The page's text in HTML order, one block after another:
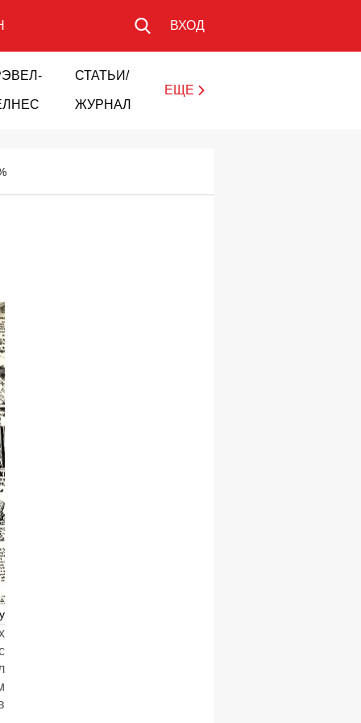
ВХОД
СТАТЬИ/
ЖУРНАЛ
ЕЩЕ